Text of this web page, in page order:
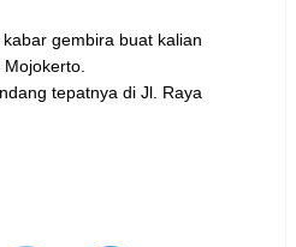
gembira buat kalian
tepatnya di Jl. Raya